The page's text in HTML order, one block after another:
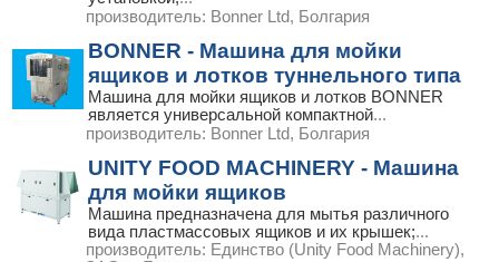
производитель: Bonner Ltd, Болгария
BONNER - Машина для мойки
ящиков и лотков туннельного типа
Машина для мойки ящиков и лотков BONNER
является универсальной компактной...
производитель: Bonner Ltd, Болгария
UNITY FOOD MACHINERY - Машина
для мойки ящиков
Машина предназначена для мытья различного
вида пластмассовых ящиков и их крышек;...
производитель: Единство (Unity Food Machinery),